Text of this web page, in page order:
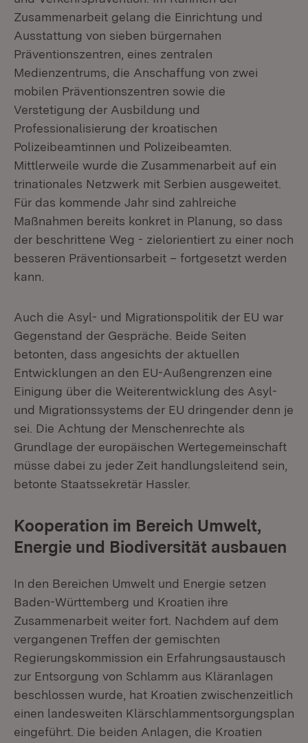
Zusammenarbeit gelang die Einrichtung und
Ausstattung von sieben bürgernahen
Präventionszentren, eines zentralen
Medienzentrums, die Anschaffung von zwei
mobilen Präventionszentren sowie die
Verstetigung der Ausbildung und
Professionalisierung der kroatischen
Polizeibeamtinnen und Polizeibeamten.
Mittlerweile wurde die Zusammenarbeit auf ein
trinationales Netzwerk mit Serbien ausgeweitet.
Für das kommende Jahr sind zahlreiche
Maßnahmen bereits konkret in Planung, so dass
der beschrittene Weg - zielorientiert zu einer noch
besseren Präventionsarbeit – fortgesetzt werden
kann.
Auch die Asyl- und Migrationspolitik der EU war
Gegenstand der Gespräche. Beide Seiten
betonten, dass angesichts der aktuellen
Entwicklungen an den EU-Außengrenzen eine
Einigung über die Weiterentwicklung des Asyl-
und Migrationssystems der EU dringender denn je
sei. Die Achtung der Menschenrechte als
Grundlage der europäischen Wertegemeinschaft
müsse dabei zu jeder Zeit handlungsleitend sein,
betonte Staatssekretär Hassler.
Kooperation im Bereich Umwelt,
Energie und Biodiversität ausbauen
In den Bereichen Umwelt und Energie setzen
Baden-Württemberg und Kroatien ihre
Zusammenarbeit weiter fort. Nachdem auf dem
vergangenen Treffen der gemischten
Regierungskommission ein Erfahrungsaustausch
zur Entsorgung von Schlamm aus Kläranlagen
beschlossen wurde, hat Kroatien zwischenzeitlich
einen landesweiten Klärschlammentsorgungsplan
eingeführt. Die beiden Anlagen, die Kroatien